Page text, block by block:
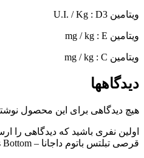
ویتامین
ویتامین
ویتامین
دیدگاهها
هیچ دیدگاهی برای این محصول
اولین نفری باشید که دیدگاهی را
قرصی تبلتس باتوم داجانا – DAJANA Tablets Bottom”